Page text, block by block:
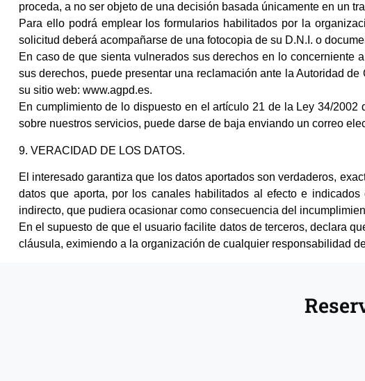
proceda, a no ser objeto de una decisión basada únicamente en un
Para ello podrá emplear los formularios habilitados por la
solicitud deberá acompañarse de una fotocopia de su D.N.I. o
En caso de que sienta vulnerados sus derechos en lo
sus derechos, puede presentar una reclamación ante la Autoridad
su sitio web: www.agpd.es.
En cumplimiento de lo dispuesto en el artículo 21 de la Ley 34/
sobre nuestros servicios, puede darse de baja enviando un correo
9. VERACIDAD DE LOS DATOS.
El interesado garantiza que los datos aportados son verdaderos,
datos que aporta, por los canales habilitados al efecto e
indirecto, que pudiera ocasionar como consecuencia del
En el supuesto de que el usuario facilite datos de terceros, declara
cláusula, eximiendo a la organización de cualquier responsabilidad